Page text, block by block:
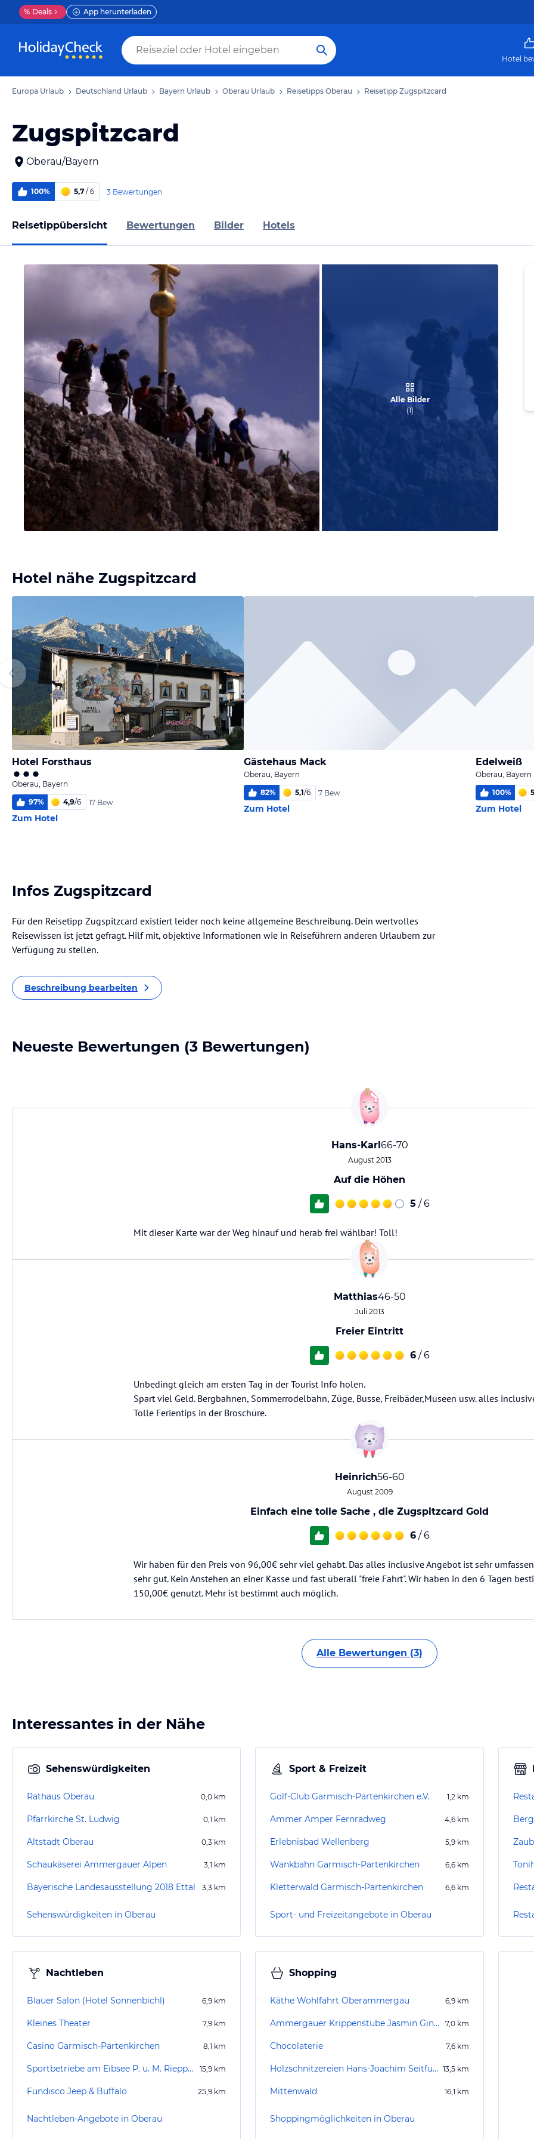
% Deals App herunterladen
Hotel
Europa Urlaub Deutschland Urlaub Bayern Urlaub Oberau Urlaub Reisetipps Oberau Reisetipp Zugspitzcard
Zugspitzcard
Oberau/Bayern
100% 5,7 / 6 3 Bewertungen
Reisetippübersicht Bewertungen Bilder Hotels
Alle Bilder
(1)
Hotel nähe Zugspitzcard
Hotel Forsthaus
Oberau, Bayern
97% 4,9/6 17 Bew.
Zum Hotel
Gästehaus Mack
Oberau, Bayern
82% 5,1/6 7 Bew.
Zum Hotel
Edelweiß
Oberau, Bayern
100%
Zum Hotel
Infos Zugspitzcard
Für den Reisetipp Zugspitzcard existiert leider noch keine allgemeine Beschreibung. Dein wertvolles
Reisewissen ist jetzt gefragt. Hilf mit, objektive Informationen wie in Reiseführern anderen Urlaubern zur
Verfügung zu stellen.
Beschreibung bearbeiten
Neueste Bewertungen (3 Bewertungen)
Hans-Karl66-70
August 2013
Auf die Höhen
5 / 6
Mit dieser Karte war der Weg hinauf und herab frei wählbar! Toll!
Matthias46-50
Juli 2013
Freier Eintritt
6 / 6
Unbedingt gleich am ersten Tag in der Tourist Info holen.
Spart viel Geld. Bergbahnen, Sommerrodelbahn, Züge, Busse, Freibäder,Museen usw. alles
Tolle Ferientips in der Broschüre.
Heinrich56-60
August 2009
Einfach eine tolle Sache , die Zugspitzcard Gold
6 / 6
Wir haben für den Preis von 96,00€ sehr viel gehabt. Das alles inclusive Angebot ist sehr
sehr gut. Kein Anstehen an einer Kasse und fast überall "freie Fahrt". Wir haben in den 6 Tagen
150,00€ genutzt. Mehr ist bestimmt auch möglich.
Alle Bewertungen (3)
Interessantes in der Nähe
Sehenswürdigkeiten
Rathaus Oberau 0,0 km
Pfarrkirche St. Ludwig 0,1 km
Altstadt Oberau 0,3 km
Schaukäserei Ammergauer Alpen 3,1 km
Bayerische Landesausstellung 2018 Ettal 3,3 km
Sehenswürdigkeiten in Oberau
Sport & Freizeit
Golf-Club Garmisch-Partenkirchen e.V. 1,2 km
Ammer Amper Fernradweg 4,6 km
Erlebnisbad Wellenberg 5,9 km
Wankbahn Garmisch-Partenkirchen 6,6 km
Kletterwald Garmisch-Partenkirchen 6,6 km
Sport- und Freizeitangebote in Oberau
Nachtleben
Blauer Salon (Hotel Sonnenbichl) 6,9 km
Kleines Theater 7,9 km
Casino Garmisch-Partenkirchen 8,1 km
Sportbetriebe am Eibsee P. u. M. Rieppel KG 15,9 km
Fundisco Jeep & Buffalo 25,9 km
Nachtleben-Angebote in Oberau
Shopping
Käthe Wohlfahrt Oberammergau 6,9 km
Ammergauer Krippenstube Jasmin Gindhart 7,0 km
Chocolaterie 7,6 km
Holzschnitzereien Hans-Joachim Seitfudem 13,5 km
Mittenwald 16,1 km
Shoppingmöglichkeiten in Oberau